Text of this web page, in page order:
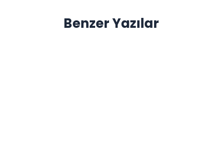
Benzer Yazılar